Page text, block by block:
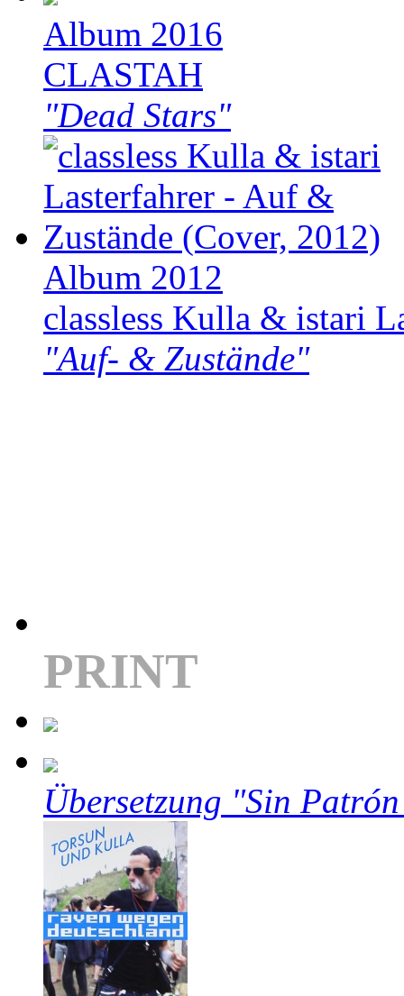
Album 2016
CLASTAH
"Dead Stars"
Album 2012
classless Kulla & istari
"Auf- & Zustände"
PRINT
Übersetzung "Sin